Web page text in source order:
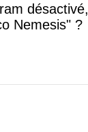
désactivé,
Nemesis" ?